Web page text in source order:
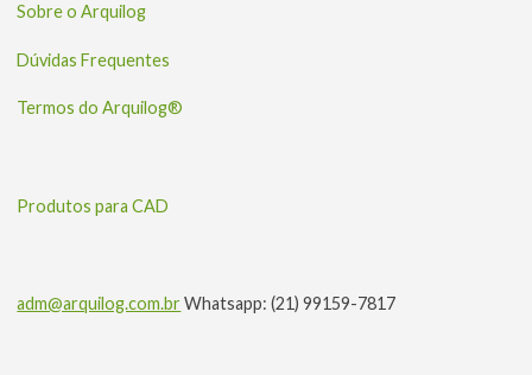
Sobre o Arquilog
Dúvidas Frequentes
Termos do Arquilog®
Produtos para CAD
adm@arquilog.com.brWhatsapp: (21) 99159-7817